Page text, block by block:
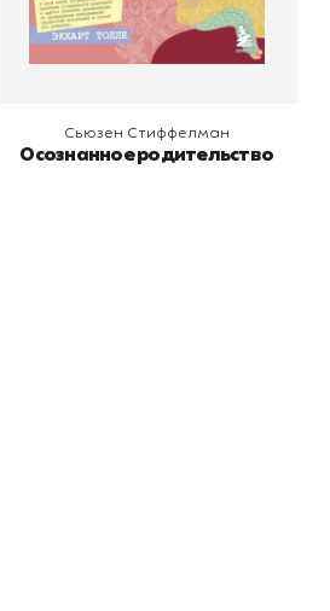
В корзину
Сьюзен Стиффелман
Осознанное родительство